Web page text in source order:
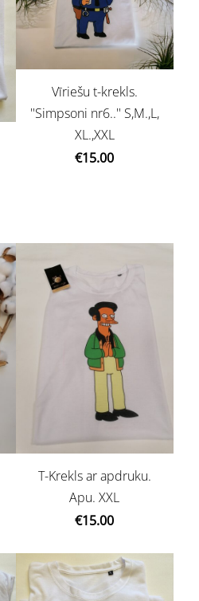
Vīriešu t-krekls.
''Simpsoni nr6..'' S,M.,L,
XL.,XXL
€15.00
T-Krekls ar apdruku.
Apu. XXL
€15.00